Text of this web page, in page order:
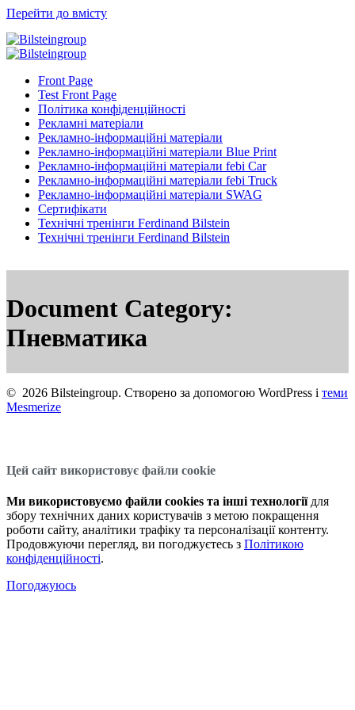
Перейти до вмісту
Front Page
Test Front Page
Політика конфіденційності
Рекламні матеріали
Рекламно-інформаційні матеріали
Рекламно-інформаційні матеріали Blue Print
Рекламно-інформаційні матеріали febi Car
Рекламно-інформаційні матеріали febi Truck
Рекламно-інформаційні матеріали SWAG
Сертифікати
Технічні тренінги Ferdinand Bilstein
Технічні тренінги Ferdinand Bilstein
Document Category:
Пневматика
© 2026 Bilsteingroup. Створено за допомогою WordPress і теми
Mesmerize
Цей сайт використовує файли cookie
Ми використовуємо файли cookies та інші технологіїдля
збору технічних даних користувачів з метою покращення
роботи сайту, аналітики трафіку та персоналізації контенту.
Продовжуючи перегляд, ви погоджуєтесь з Політикою
конфіденційності.
Погоджуюсь